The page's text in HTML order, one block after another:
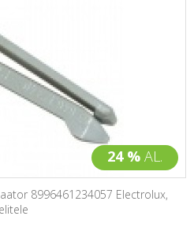
24 % AL.
8996461234057 Electrolux,